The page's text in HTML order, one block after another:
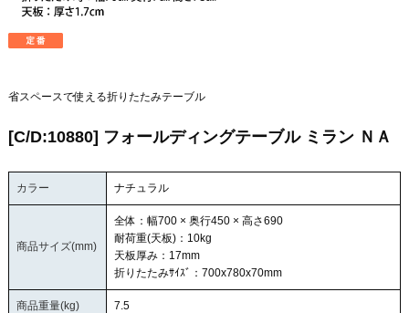
省スペースで使える折りたたみテーブル
[C/D:10880] フォールディングテーブル ミラン ＮＡ
カラー ナチュラル
商品サイズ(mm)
全体：幅700 × 奥行450 × 高さ690
耐荷重(天板)：10kg
天板厚み：17mm
折りたたみｻｲｽﾞ：700x780x70mm
商品重量(kg) 7.5